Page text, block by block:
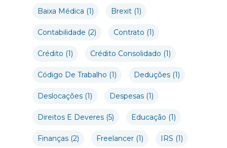
Baixa Médica (1) Brexit (1)
Contabilidade (2) Contrato (1)
Crédito (1) Crédito Consolidado (1)
Código De Trabalho (1) Deduções (1)
Deslocações (1) Despesas (1)
Direitos E Deveres (5) Educação (1)
Finanças (2) Freelancer (1) IRS (1)